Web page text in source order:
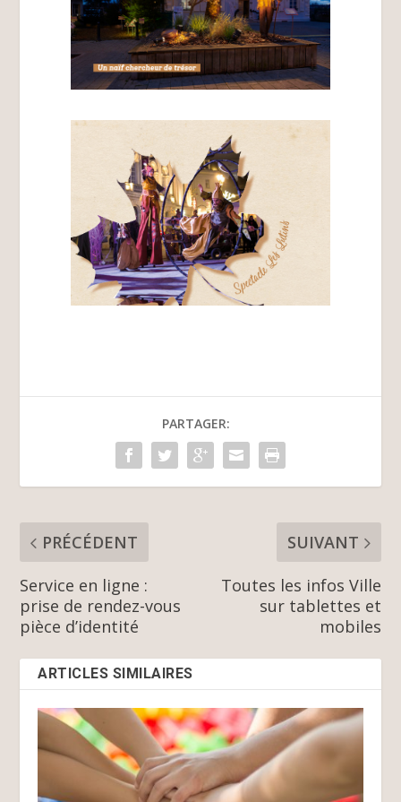
PARTAGER:
PRÉCÉDENT
Service en ligne :
prise de rendez-vous
pièce d’identité
SUIVANT
Toutes les infos Ville
sur tablettes et
mobiles
ARTICLES SIMILAIRES